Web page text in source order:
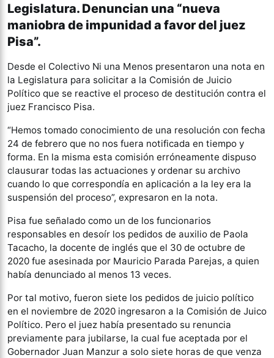
Legislatura. Denuncian una “nueva
maniobra de impunidad a favor del juez
Pisa”.
Desde el Colectivo Ni una Menos presentaron una nota en
la Legislatura para solicitar a la Comisión de Juicio
Político que se reactive el proceso de destitución contra el
juez Francisco Pisa.
“Hemos tomado conocimiento de una resolución con fecha
24 de febrero que no nos fuera notificada en tiempo y
forma. En la misma esta comisión erróneamente dispuso
clausurar todas las actuaciones y ordenar su archivo
cuando lo que correspondía en aplicación a la ley era la
suspensión del proceso”, expresaron en la nota.
Pisa fue señalado como un de los funcionarios
responsables en desoír los pedidos de auxilio de Paola
Tacacho, la docente de inglés que el 30 de octubre de
2020 fue asesinada por Mauricio Parada Parejas, a quien
había denunciado al menos 13 veces.
Por tal motivo, fueron siete los pedidos de juicio político
en el noviembre de 2020 ingresaron a la Comisión de Juico
Político. Pero el juez había presentado su renuncia
previamente para jubilarse, la cual fue aceptada por el
Gobernador Juan Manzur a solo siete horas de que venza